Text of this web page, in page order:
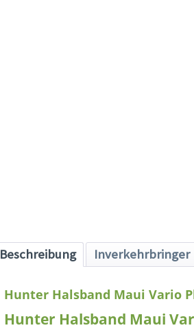
Beschreibung Inverkehrbringer
Hunter Halsband Maui Vario
Hunter Halsband Maui